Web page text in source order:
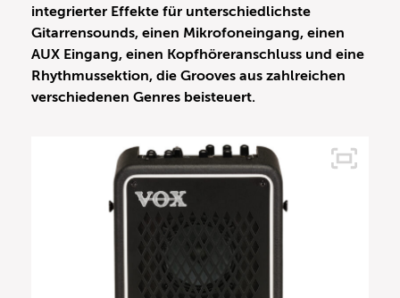
integrierter Effekte für unterschiedlichste
Gitarrensounds, einen Mikrofoneingang, einen
AUX Eingang, einen Kopfhöreranschluss und eine
Rhythmussektion, die Grooves aus zahlreichen
verschiedenen Genres beisteuert.